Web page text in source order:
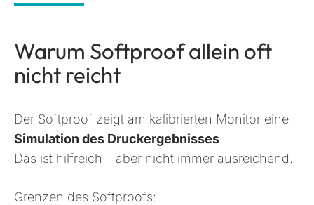
Warum Softproof allein oft
nicht reicht
Der Softproof zeigt am kalibrierten Monitor eine
Simulation des Druckergebnisses.
Das ist hilfreich – aber nicht immer ausreichend.
Grenzen des Softproofs: